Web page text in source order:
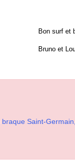
Bon surf et
Bruno et
braque Saint-